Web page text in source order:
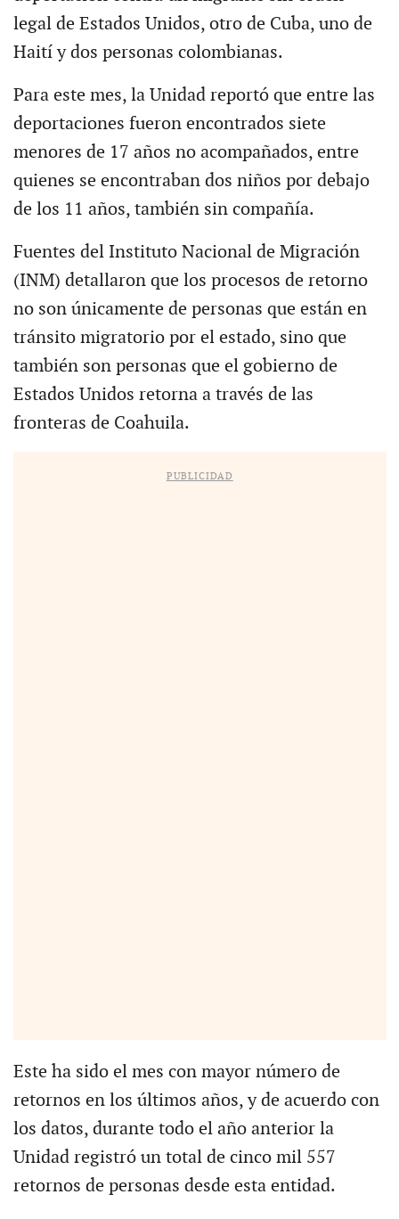
legal de Estados Unidos, otro de Cuba, uno de
Haití y dos personas colombianas.
Para este mes, la Unidad reportó que entre las
deportaciones fueron encontrados siete
menores de 17 años no acompañados, entre
quienes se encontraban dos niños por debajo
de los 11 años, también sin compañía.
Fuentes del Instituto Nacional de Migración
(INM) detallaron que los procesos de retorno
no son únicamente de personas que están en
tránsito migratorio por el estado, sino que
también son personas que el gobierno de
Estados Unidos retorna a través de las
fronteras de Coahuila.
PUBLICIDAD
Este ha sido el mes con mayor número de
retornos en los últimos años, y de acuerdo con
los datos, durante todo el año anterior la
Unidad registró un total de cinco mil 557
retornos de personas desde esta entidad.